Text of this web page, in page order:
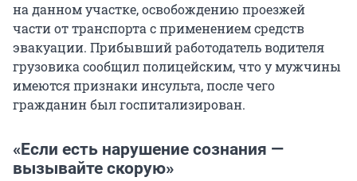
на данном участке, освобождению проезжей
части от транспорта с применением средств
эвакуации. Прибывший работодатель водителя
грузовика сообщил полицейским, что у мужчины
имеются признаки инсульта, после чего
гражданин был госпитализирован.
«Если есть нарушение сознания —
вызывайте скорую»